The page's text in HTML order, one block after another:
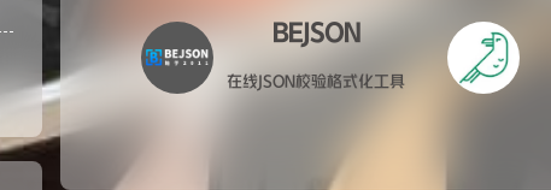
BEJSON
在线JSON校验格式化工具